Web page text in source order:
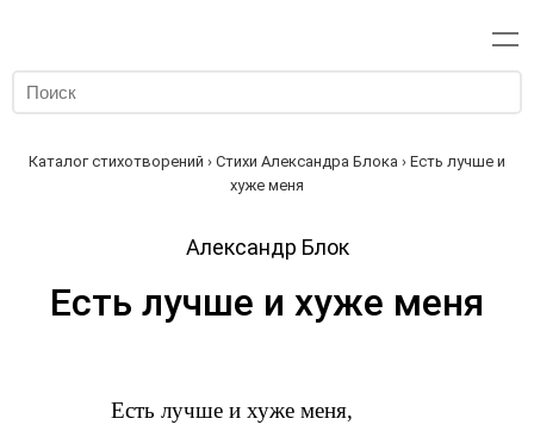
Каталог стихотворений › Стихи Александра Блока › Есть лучше и
хуже меня
Александр Блок
Есть лучше и хуже меня
Есть лучше и хуже меня,